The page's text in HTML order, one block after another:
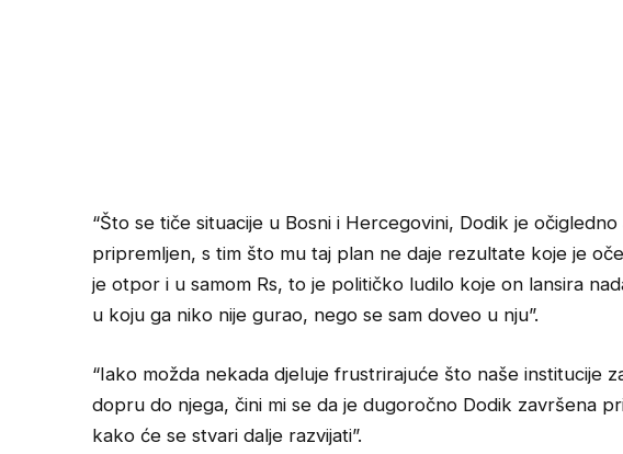
“Što se tiče situacije u Bosni i Hercegovini, Dodik je
pripremljen, s tim što mu taj plan ne daje rezultate koje je
je otpor i u samom Rs, to je političko ludilo koje on lansira
u koju ga niko nije gurao, nego se sam doveo u nju”.
“Iako možda nekada djeluje frustrirajuće što naše institucije
dopru do njega, čini mi se da je dugoročno Dodik završena
kako će se stvari dalje razvijati”.